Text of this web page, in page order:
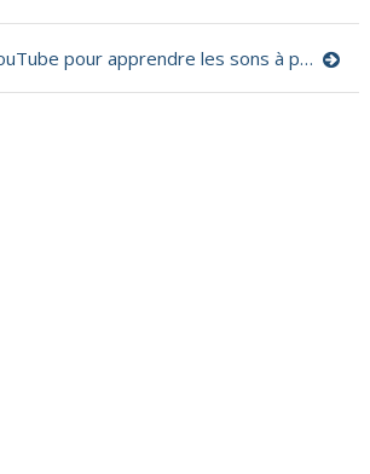
Une chaine YouTube pour apprendre les sons à partir de la GS